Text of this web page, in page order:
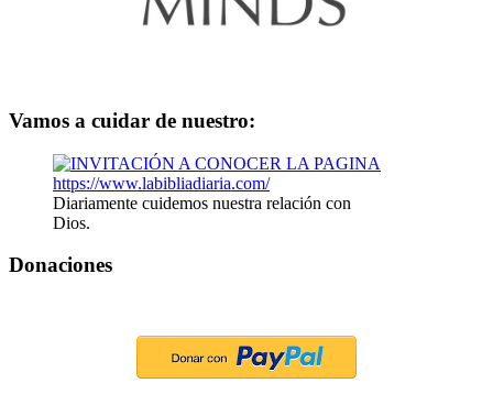
Vamos a cuidar de nuestro:
Diariamente cuidemos nuestra relación con
Dios.
Donaciones